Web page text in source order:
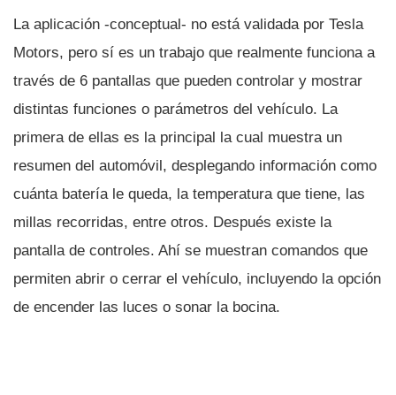
La aplicación -conceptual- no está validada por Tesla
Motors, pero sí­ es un trabajo que realmente funciona a
través de 6 pantallas que pueden controlar y mostrar
distintas funciones o parámetros del vehí­culo. La
primera de ellas es la principal la cual muestra un
resumen del automóvil, desplegando información como
cuánta baterí­a le queda, la temperatura que tiene, las
millas recorridas, entre otros. Después existe la
pantalla de controles. Ahí­ se muestran comandos que
permiten abrir o cerrar el vehí­culo, incluyendo la opción
de encender las luces o sonar la bocina.